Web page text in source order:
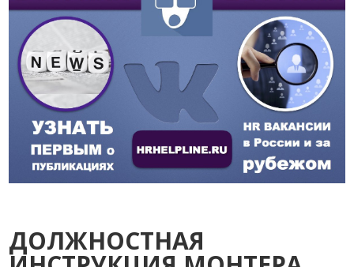
ДОЛЖНОСТНАЯ